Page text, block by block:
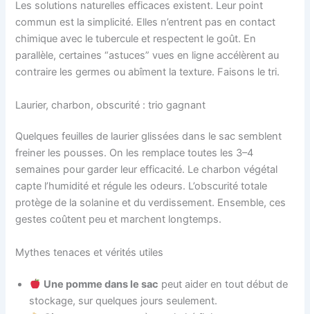
Les solutions naturelles efficaces existent. Leur point
commun est la simplicité. Elles n’entrent pas en contact
chimique avec le tubercule et respectent le goût. En
parallèle, certaines “astuces” vues en ligne accélèrent au
contraire les germes ou abîment la texture. Faisons le tri.
Laurier, charbon, obscurité : trio gagnant
Quelques feuilles de laurier glissées dans le sac semblent
freiner les pousses. On les remplace toutes les 3–4
semaines pour garder leur efficacité. Le charbon végétal
capte l’humidité et régule les odeurs. L’obscurité totale
protège de la solanine et du verdissement. Ensemble, ces
gestes coûtent peu et marchent longtemps.
Mythes tenaces et vérités utiles
Une pomme dans le sac peut aider en tout début de
stockage, sur quelques jours seulement.